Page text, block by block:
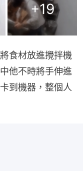
+19
食材放進攪拌機
他不時將手伸進
到機器，整個人